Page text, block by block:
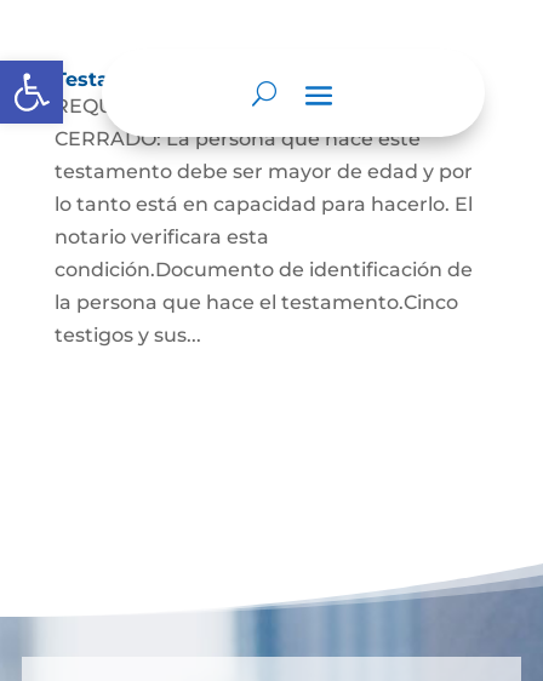
Abrir barra de herramientas
Testamento Cerrado
REQUISITOS PARA EL TESTAMENTO
CERRADO: La persona que hace este
testamento debe ser mayor de edad y por
lo tanto está en capacidad para hacerlo. El
notario verificara esta
condición.Documento de identificación de
la persona que hace el testamento.Cinco
testigos y sus...